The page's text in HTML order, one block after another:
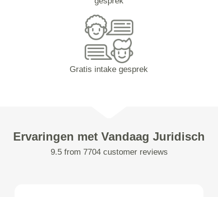
Gratis intake gesprek
Ervaringen met Vandaag Juridisch
9.5 from 7704 customer reviews